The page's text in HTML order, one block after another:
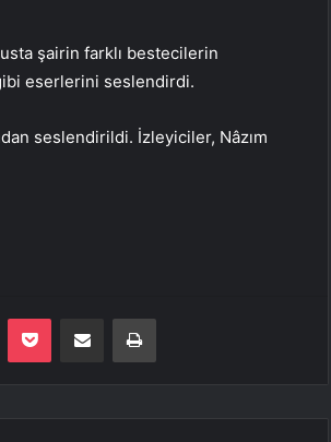
şairin farklı bestecilerin
eserlerini seslendirdi.
seslendirildi. İzleyiciler, Nâzım
Pocket E-Posta ile paylaş Yazdır